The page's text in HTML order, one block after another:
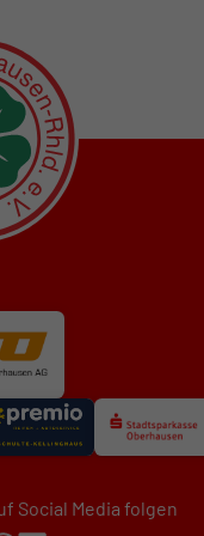
Social Media folgen